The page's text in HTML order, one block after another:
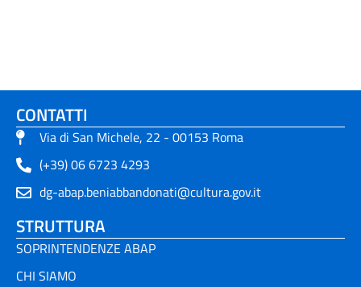
CONTATTI
Via di San Michele, 22 - 00153 Roma
(+39) 06 6723 4293
dg-abap.beniabbandonati@cultura.gov.it
STRUTTURA
SOPRINTENDENZE ABAP
CHI SIAMO